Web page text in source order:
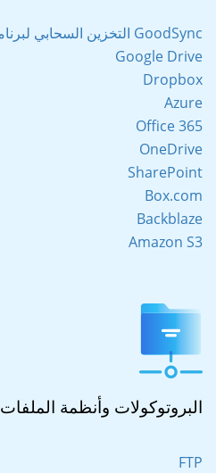
التخزين السحابي لبرنامج GoodSync
Google Drive
Dropbox
Azure
Office 365
OneDrive
SharePoint
Box.com
Backblaze
Amazon S3
البروتوكولات وأنظمة الملفات
FTP